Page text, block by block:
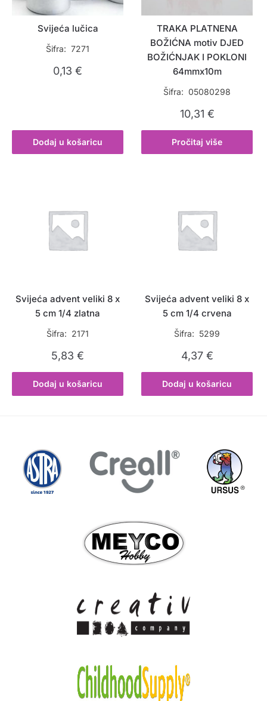
Svijeća lučica
Šifra: 7271
0,13€
Dodaj u košaricu
TRAKA PLATNENA
BOŽIĆNA motiv DJED
BOŽIĆNJAK I POKLONI
64mmx10m
Šifra: 05080298
10,31 €
Pročitaj više
Svijeća advent veliki 8 x
5 cm 1/4 zlatna
Šifra: 2171
5,83€
Dodaj u košaricu
Svijeća advent veliki 8 x
5 cm 1/4 crvena
Šifra: 5299
4,37 €
Dodaj u košaricu